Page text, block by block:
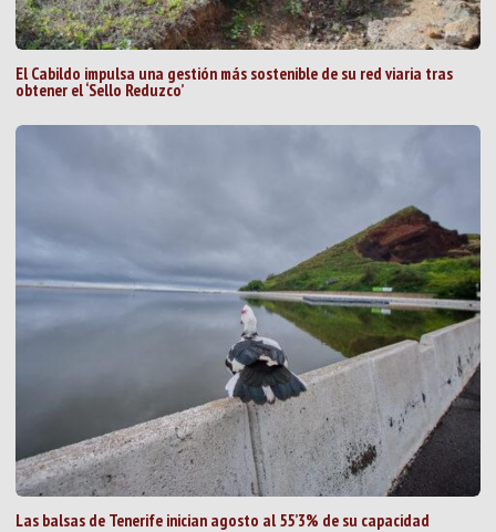
El Cabildo impulsa una gestión más sostenible de su red viaria tras
obtener el ‘Sello Reduzco’
Las balsas de Tenerife inician agosto al 55’3% de su capacidad